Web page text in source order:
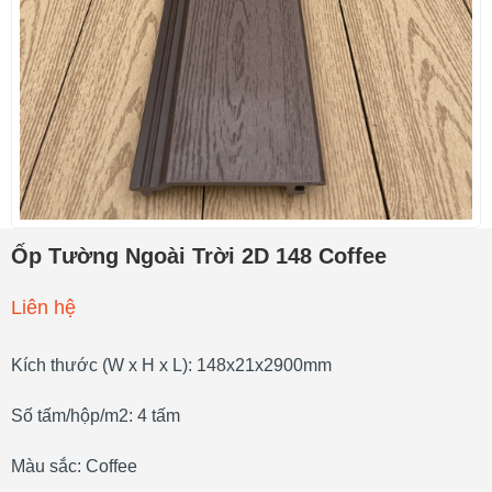
Ốp Tường Ngoài Trời 2D 148 Coffee
Liên hệ
Kích thước (W x H x L): 148x21x2900mm
Số tấm/hộp/m2: 4 tấm
Màu sắc: Coffee